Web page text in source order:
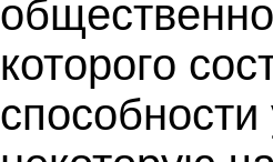
которого